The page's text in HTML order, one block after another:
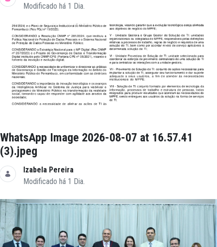
Modificado há 1 Dia.
WhatsApp Image 2026-08-07 at 16.57.41
(3).jpeg
Izabela Pereira
Modificado há 1 Dia.